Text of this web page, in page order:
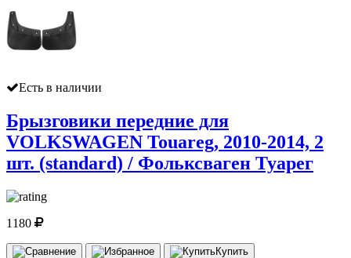
Есть в наличии
Брызговики передние для
VOLKSWAGEN Touareg, 2010-2014, 2
шт. (standard) / Фольксваген Туарег
1180
Купить